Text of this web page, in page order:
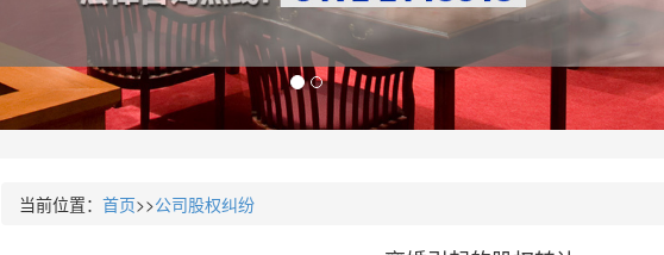
当前位置： 首页>>公司股权纠纷